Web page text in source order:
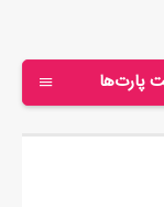
درمیای بچه؟
در پیش گرفت. داخل
با یکی از زن‌‌های
پارت‌ها